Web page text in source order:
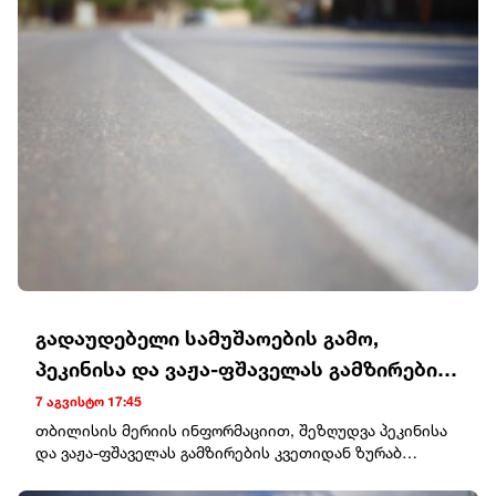
ავალიანი მოკლეს ისე მკლავდნენ მეცო", - წერს
კვანტალიანი.
გადაუდებელი სამუშაოების გამო,
პეკინისა და ვაჟა-ფშაველას გამზირების
კვეთიდან ჟვანიას მოედნის
მიმართულებით მოძრაობა დროებით
შეიზღუდება
7 აგვისტო 17:45
თბილისის მერიის ინფორმაციით, შეზღუდვა პეკინისა
და ვაჟა-ფშაველას გამზირების კვეთიდან ზურაბ